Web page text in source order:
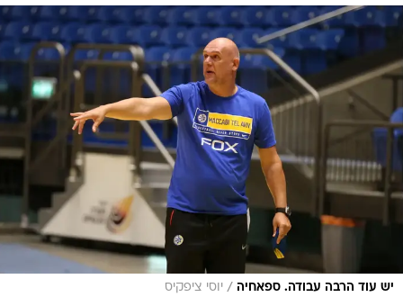
יש עוד הרבה עבודה. ספאחיה / יוסי ציפקיס